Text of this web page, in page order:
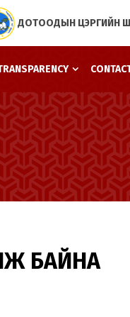
ДОТООДЫН ЦЭРГИЙН
БАЙНА